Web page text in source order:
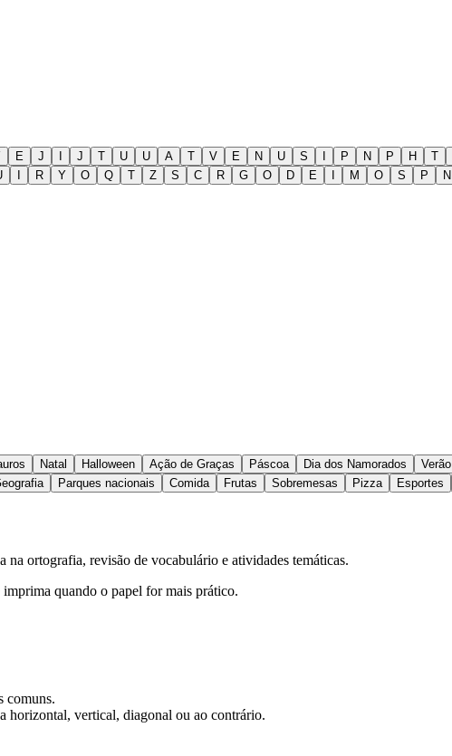
E J I J T U U A T V E N U S I P N P H T
I R Y O Q T Z S C R G O D E I M O S P N
Natal Halloween Ação de Graças Páscoa Dia dos Namorados Verão
Parques nacionais Comida Frutas Sobremesas Pizza Esportes
na ortografia, revisão de vocabulário e atividades temáticas.
quando o papel for mais prático.
comuns.
horizontal, vertical, diagonal ou ao contrário.